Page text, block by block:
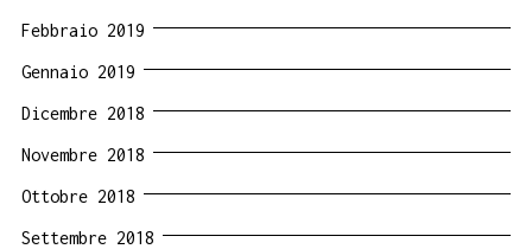
Febbraio 2019
Gennaio 2019
Dicembre 2018
Novembre 2018
Ottobre 2018
Settembre 2018